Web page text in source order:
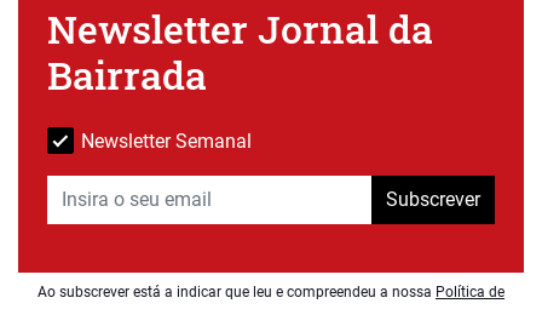
Newsletter Jornal da
Bairrada
Newsletter Semanal
Subscrever
Ao subscrever está a indicar que leu e compreendeu a nossa Política de